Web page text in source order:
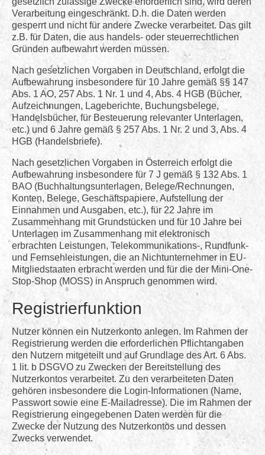
Verarbeitung eingeschränkt. D.h. die Daten werden
gesperrt und nicht für andere Zwecke verarbeitet. Das gilt
z.B. für Daten, die aus handels- oder steuerrechtlichen
Gründen aufbewahrt werden müssen.
Nach gesetzlichen Vorgaben in Deutschland, erfolgt die
Aufbewahrung insbesondere für 10 Jahre gemäß §§ 147
Abs. 1 AO, 257 Abs. 1 Nr. 1 und 4, Abs. 4 HGB (Bücher,
Aufzeichnungen, Lageberichte, Buchungsbelege,
Handelsbücher, für Besteuerung relevanter Unterlagen,
etc.) und 6 Jahre gemäß § 257 Abs. 1 Nr. 2 und 3, Abs. 4
HGB (Handelsbriefe).
Nach gesetzlichen Vorgaben in Österreich erfolgt die
Aufbewahrung insbesondere für 7 J gemäß § 132 Abs. 1
BAO (Buchhaltungsunterlagen, Belege/Rechnungen,
Konten, Belege, Geschäftspapiere, Aufstellung der
Einnahmen und Ausgaben, etc.), für 22 Jahre im
Zusammenhang mit Grundstücken und für 10 Jahre bei
Unterlagen im Zusammenhang mit elektronisch
erbrachten Leistungen, Telekommunikations-, Rundfunk-
und Fernsehleistungen, die an Nichtunternehmer in EU-
Mitgliedstaaten erbracht werden und für die der Mini-One-
Stop-Shop (MOSS) in Anspruch genommen wird.
Registrierfunktion
Nutzer können ein Nutzerkonto anlegen. Im Rahmen der
Registrierung werden die erforderlichen Pflichtangaben
den Nutzern mitgeteilt und auf Grundlage des Art. 6 Abs.
1 lit. b DSGVO zu Zwecken der Bereitstellung des
Nutzerkontos verarbeitet. Zu den verarbeiteten Daten
gehören insbesondere die Login-Informationen (Name,
Passwort sowie eine E-Mailadresse). Die im Rahmen der
Registrierung eingegebenen Daten werden für die
Zwecke der Nutzung des Nutzerkontos und dessen
Zwecks verwendet.